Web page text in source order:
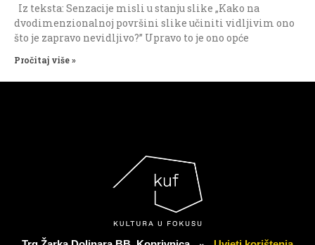
Iz teksta: Senzacije misli u stanju slike „Kako na
dvodimenzionalnoj površini slike učiniti vidljivim ono
što je zapravo nevidljivo?” Upravo to je ono opće
Pročitaj više »